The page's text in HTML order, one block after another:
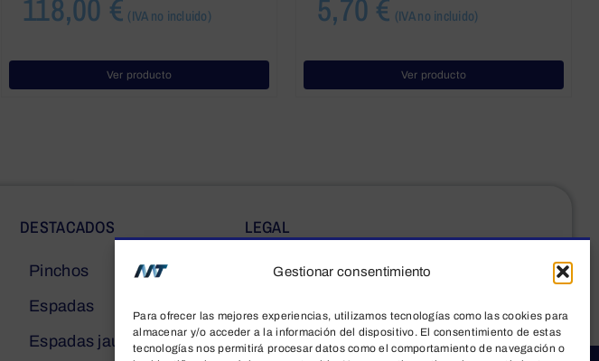
Gestionar consentimiento
Para ofrecer las mejores experiencias, utilizamos tecnologías como las cookies para
almacenar y/o acceder a la información del dispositivo. El consentimiento de estas
tecnologías nos permitirá procesar datos como el comportamiento de navegación o
118,00 € (IVA no incluido)
Ver producto
5,70 € (IVA no incluido)
Ver producto
DESTACADOS
Pinchos
Espadas
Espadas jaula
LEGAL
Aviso legal
Información sobre cookies